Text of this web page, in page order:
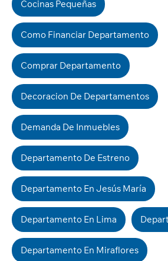
Cocinas Pequeñas
Como Financiar Departamento
Comprar Departamento
Decoracion De Departamentos
Demanda De Inmuebles
Departamento De Estreno
Departamento En Jesús María
Departamento En Lima
Departamento En Miraflores